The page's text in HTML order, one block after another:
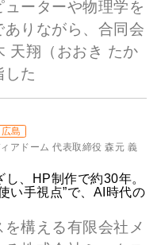
ーターや物理学を
りながら、合同会
天翔（おおき たか
した
広島
アドーム 代表取締役 森元 義
し、HP制作で約30年。
い手視点”で、AI時代の
構える有限会社メ